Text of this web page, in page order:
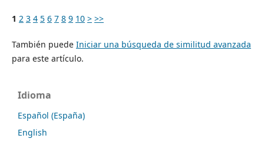
1 2 3 4 5 6 7 8 9 10 > >>
También puede Iniciar una búsqueda de similitud avanzada
para este artículo.
Idioma
Español (España)
English